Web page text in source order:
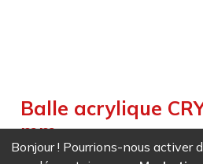
Balle acrylique
mm
Weight : 0,085kg| Diameter : 5,000
Bonjour ! Pourrions-nous activer